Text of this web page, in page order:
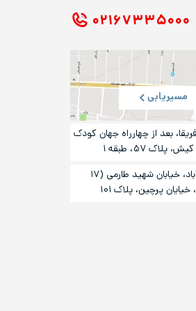
۰۲۱ ۶۷۳۳۵۰۰۰
مسیریابی
بعد از چهارراه جهان کودک
پلاک ۵۷، طبقه ۱
تهران، شادآباد، خیابان شهید طارمی (۱۷
پرچین، پلاک ۱۰۱